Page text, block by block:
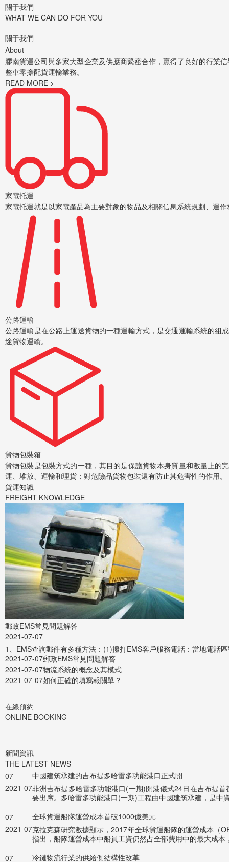
關于我們
WHAT WE CAN DO FOR YOU
關于我們
About
膠南貨運公司與多家大型企業及供應商緊密合作，贏得了良好的行業
整車零擔配貨運輸業務。
READ MORE >
家電托運
家電托運就是以家電產品為主要對象的物品及相關信息系統規劃、運
公路運輸
公路運輸是在公路上運送貨物的一種運輸方式，是交通運輸系統的組
途貨物運輸。
貨物包裝箱
貨物包裝是包裝方式的一種，其目的是保護貨物本身質量和數量上的
運、堆放、運輸和理貨；對危險品貨物包裝還有防止其危害性的作用。
貨運知識
FREIGHT KNOWLEDGE
郵政EMS常見問題解答
2021-07-07
1、EMS查詢郵件有多種方法：(1)撥打EMS客戶服務電話：當地電話
2021-07-07郵政EMS常見問題解答
2021-07-07物流系統的概念及其模式
2021-07-07如何正確的填寫報關單？
在線預約
ONLINE BOOKING
新聞資訊
THE LATEST NEWS
07
2021-07
中國建筑承建的吉布提多哈雷多功能港口正式開
非洲吉布提多哈雷多功能港口(一期)開港儀式24日在吉布提
要出席。多哈雷多功能港口(一期)工程由中國建筑承建，是中
07
2021-07
全球貨運船隊運營成本首破1000億美元
克拉克森研究數據顯示，2017年全球貨運船隊的運營成本（
指出，船隊運營成本中船員工資仍然占全部費用中的最大成本
07
冷鏈物流行業的供給側結構性改革